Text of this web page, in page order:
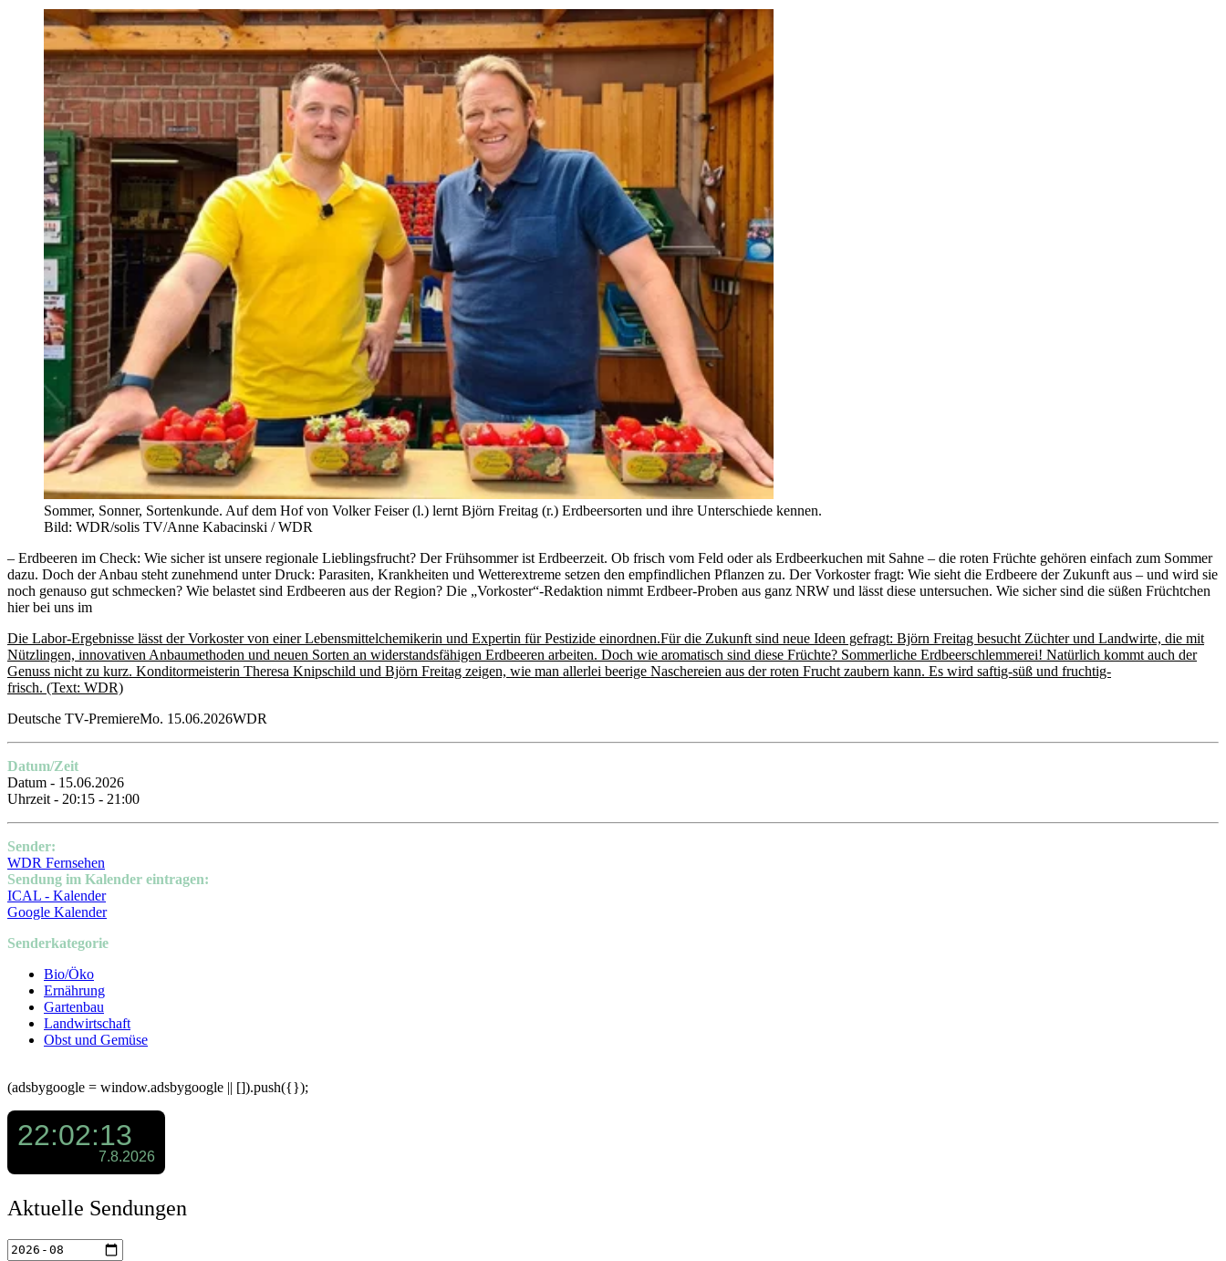
Sommer, Sonner, Sortenkunde. Auf dem Hof von Volker Feiser (l.) lernt Björn Freitag (r.) Erdbeersorten und ihre Unterschiede kennen.
Bild: WDR/solis TV/Anne Kabacinski / WDR
– Erdbeeren im Check: Wie sicher ist unsere regionale Lieblingsfrucht? Der Frühsommer ist Erdbeerzeit. Ob frisch vom Feld oder als Erdbeerkuchen mit Sahne – die roten Früchte gehören einfach zum Sommer
dazu. Doch der Anbau steht zunehmend unter Druck: Parasiten, Krankheiten und Wetterextreme setzen den empfindlichen Pflanzen zu. Der Vorkoster fragt: Wie sieht die Erdbeere der Zukunft aus – und wird sie
noch genauso gut schmecken? Wie belastet sind Erdbeeren aus der Region? Die „Vorkoster“-Redaktion nimmt Erdbeer-Proben aus ganz NRW und lässt diese untersuchen. Wie sicher sind die süßen Früchtchen
hier bei uns im
Die Labor-Ergebnisse lässt der Vorkoster von einer Lebensmittelchemikerin und Expertin für Pestizide einordnen.Für die Zukunft sind neue Ideen gefragt: Björn Freitag besucht Züchter und Landwirte, die mit
Nützlingen, innovativen Anbaumethoden und neuen Sorten an widerstandsfähigen Erdbeeren arbeiten. Doch wie aromatisch sind diese Früchte? Sommerliche Erdbeerschlemmerei! Natürlich kommt auch der
Genuss nicht zu kurz. Konditormeisterin Theresa Knipschild und Björn Freitag zeigen, wie man allerlei beerige Naschereien aus der roten Frucht zaubern kann. Es wird saftig-süß und fruchtig-
frisch. (Text: WDR)
Deutsche TV-PremiereMo. 15.06.2026WDR
Datum/Zeit
Datum - 15.06.2026
Uhrzeit - 20:15 - 21:00
Sender:
WDR Fernsehen
Sendung im Kalender eintragen:
ICAL - Kalender
Google Kalender
Senderkategorie
Bio/Öko
Ernährung
Gartenbau
Landwirtschaft
Obst und Gemüse
(adsbygoogle = window.adsbygoogle || []).push({});
Aktuelle Sendungen